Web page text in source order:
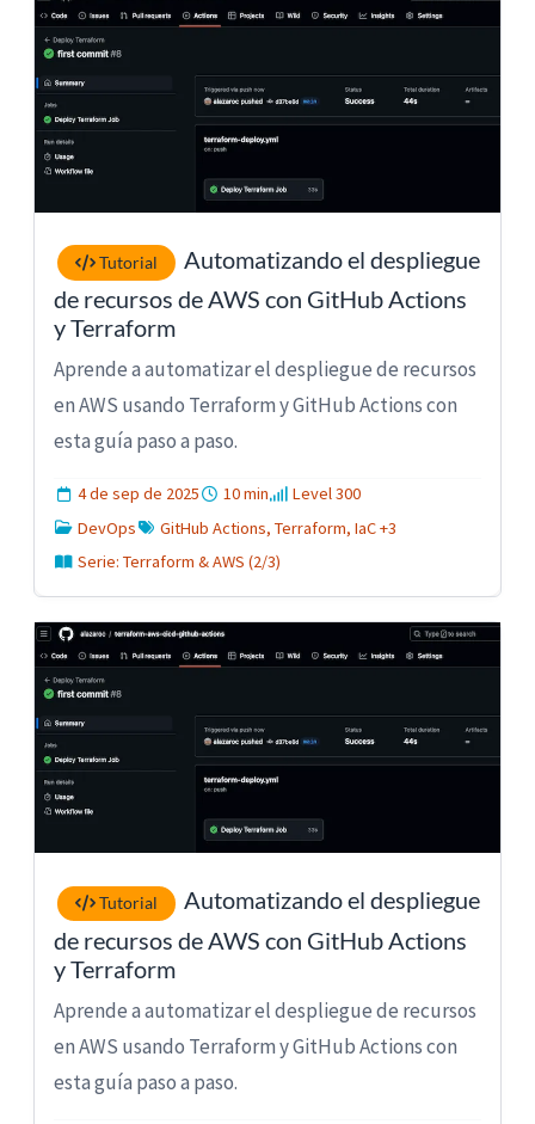
Tutorial
Automatizando el despliegue
de recursos de AWS con GitHub Actions
y Terraform
Aprende a automatizar el despliegue de recursos
en AWS usando Terraform y GitHub Actions con
esta guía paso a paso.
4 de sep de 2025 10 min
Level 300
DevOps
GitHub Actions, Terraform, IaC +3
Serie: Terraform & AWS (2/3)
Tutorial
Automatizando el despliegue
de recursos de AWS con GitHub Actions
y Terraform
Aprende a automatizar el despliegue de recursos
en AWS usando Terraform y GitHub Actions con
esta guía paso a paso.